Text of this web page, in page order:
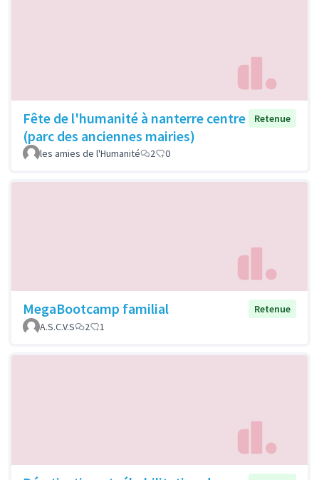
Fête de l'humanité à nanterre centre
(parc des anciennes mairies)
Retenue
les amies de l'Humanité 2 0
MegaBootcamp familial
Retenue
A.S.C.V.S
2 1